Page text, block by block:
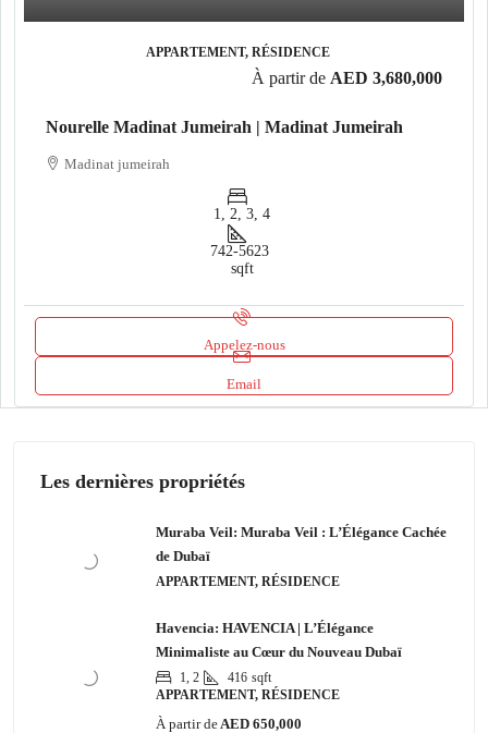
APPARTEMENT, RÉSIDENCE
À partir de AED 3,680,000
Nourelle Madinat Jumeirah | Madinat Jumeirah
Madinat jumeirah
1, 2, 3, 4
742-5623
sqft
Appelez-nous
Email
Les dernières propriétés
Muraba Veil: Muraba Veil : L’Élégance Cachée
de Dubaï
APPARTEMENT, RÉSIDENCE
Havencia: HAVENCIA | L’Élégance
Minimaliste au Cœur du Nouveau Dubaï
1, 2 416 sqft
APPARTEMENT, RÉSIDENCE
À partir deAED 650,000